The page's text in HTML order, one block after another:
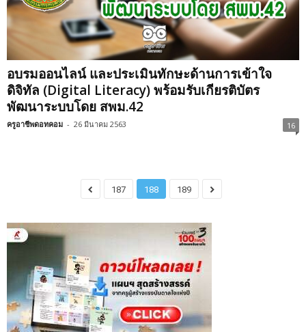
อบรมออนไลน์ และประเมินทักษะด้านการเข้าใจ
ดิจิทัล (Digital Literacy) พร้อมรับเกียรติบัตร
พัฒนาระบบโดย สพม.42
ครูอาชีพดอทคอม - 26 มีนาคม 2563 16
187 188 189